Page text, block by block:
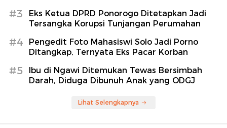
#3
Eks Ketua DPRD Ponorogo Ditetapkan Jadi
Tersangka Korupsi Tunjangan Perumahan
#4
Pengedit Foto Mahasiswi Solo Jadi Porno
Ditangkap, Ternyata Eks Pacar Korban
#5
Ibu di Ngawi Ditemukan Tewas Bersimbah
Darah, Diduga Dibunuh Anak yang ODGJ
Lihat Selengkapnya